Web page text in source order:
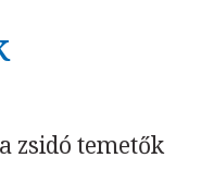
zsidó temetők